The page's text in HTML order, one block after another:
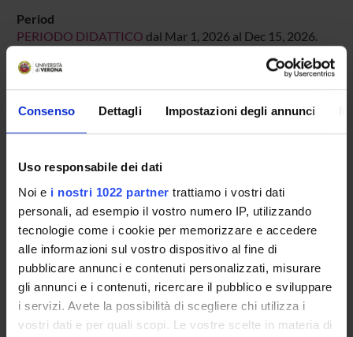
Consenso Dettagli Impostazioni degli annunci
Uso responsabile dei dati
Noi e i nostri 1022 partner trattiamo i vostri dati
personali, ad esempio il vostro numero IP, utilizzando
tecnologie come i cookie per memorizzare e accedere
alle informazioni sul vostro dispositivo al fine di
pubblicare annunci e contenuti personalizzati, misurare
gli annunci e i contenuti, ricercare il pubblico e sviluppare
i servizi. Avete la possibilità di scegliere chi utilizza i
vostri dati e per quali scopi. Le vostre scelte in materia di
Period
PERIODO DIDATTICO dal Mar 1, 2026 al Dec 15, 2026.
Seminars related to the course
LESSON TIMETABLE
Go to lesson schedule
Overview
Enrolment Policy
Courses
Academic Calendar